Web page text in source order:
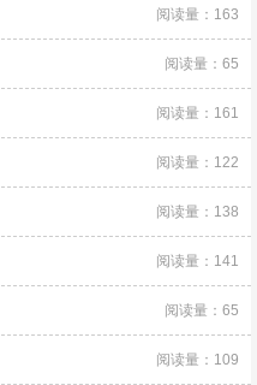
阅读量：163
阅读量：65
阅读量：161
阅读量：122
阅读量：138
阅读量：141
阅读量：65
阅读量：109